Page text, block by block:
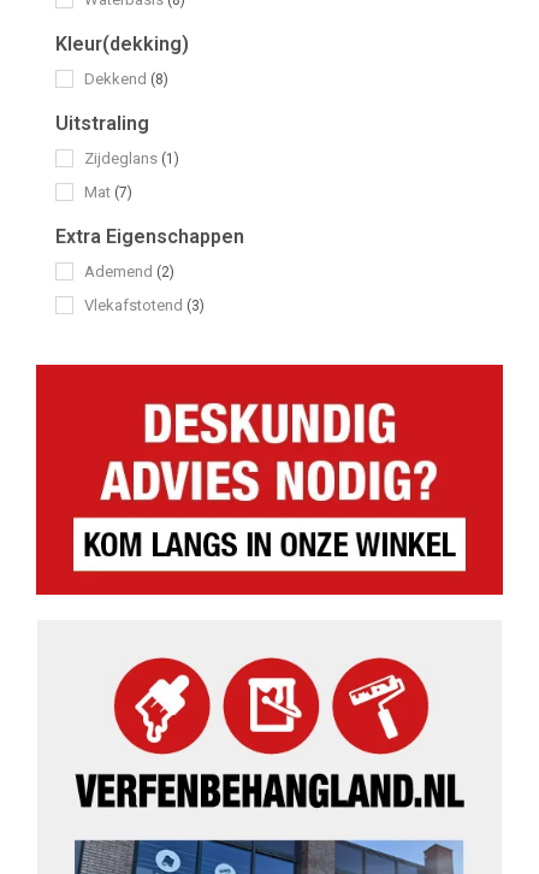
Kleur(dekking)
Dekkend (8)
Uitstraling
Zijdeglans (1)
Mat (7)
Extra Eigenschappen
Ademend (2)
Vlekafstotend (3)